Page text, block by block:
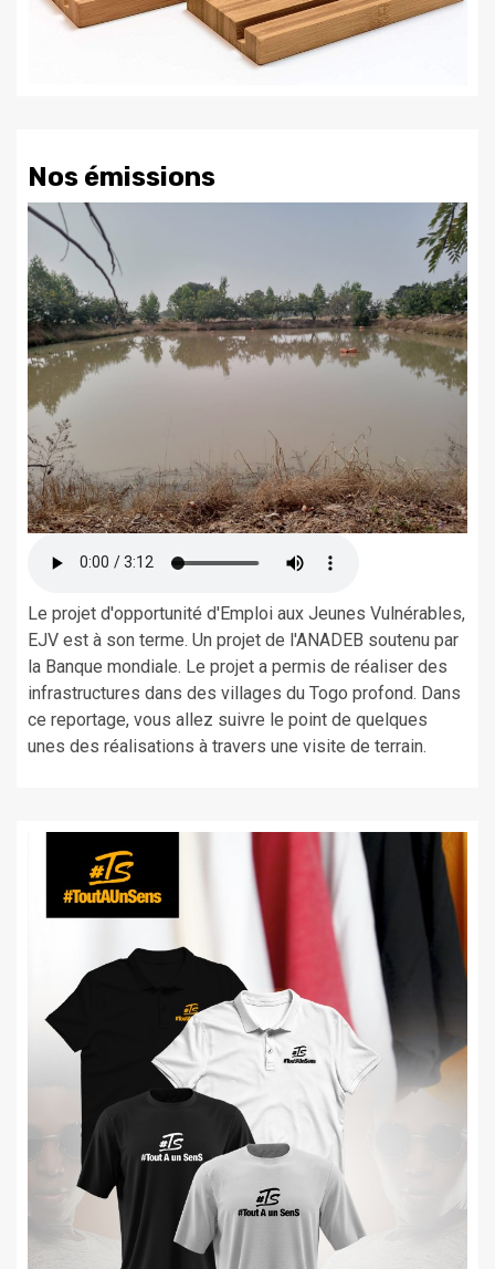
Nos émissions
Le projet d'opportunité d'Emploi aux Jeunes Vulnérables,
EJV est à son terme. Un projet de l'ANADEB soutenu par
la Banque mondiale. Le projet a permis de réaliser des
infrastructures dans des villages du Togo profond. Dans
ce reportage, vous allez suivre le point de quelques
unes des réalisations à travers une visite de terrain.